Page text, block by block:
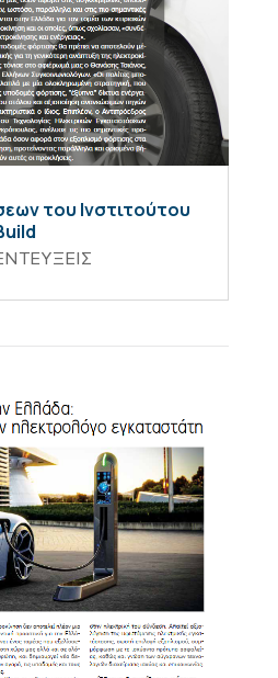
του Ινστιτούτου